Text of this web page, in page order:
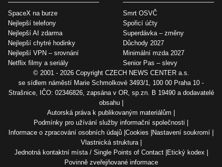
SpaceX na burze
Nejlepší telefony
Nejlepší AI zdarma
Nejlepší chytré hodinky
Nejlepší VPN – srovnání
Netflix filmy a seriály
Smrt OSVČ
Spořicí účty
Superdávka – změny
Důchody 2027
Minimální mzda 2027
Senior Pas – slevy
© 2001 - 2026 Copyright CZECH NEWS CENTER a.s.
se sídlem náměstí Marie Schmolkové 3493/1, 100 00 Praha 10 -
Strašnice, IČO: 02346826, zapsána v OR, sp.zn. B 19490 a dodavatelé
obsahu
Autorská práva k publikovaným materiálům
Podmínky pro užívání služby informační společnosti
Informace o zpracování osobních údajů Cookies
Nastavení soukromí
Vlastnická struktura
Jednotná kontaktní místa / Single Points of Contact
Etický kodex
Povinně zveřejňované informace